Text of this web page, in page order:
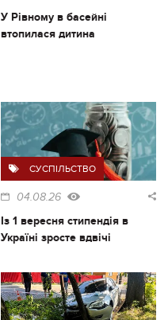
У Рівному в басейні
втопилася дитина
СУСПІЛЬСТВО
04.08.26
Із 1 вересня стипендія в
Україні зросте вдвічі